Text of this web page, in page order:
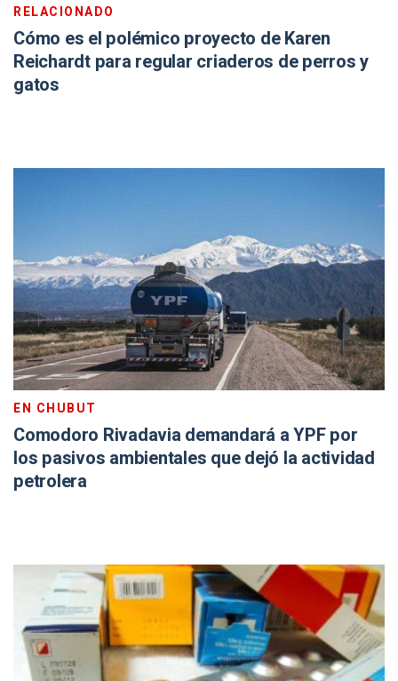
RELACIONADO
Cómo es el polémico proyecto de Karen
Reichardt para regular criaderos de perros y
gatos
EN CHUBUT
Comodoro Rivadavia demandará a YPF por
los pasivos ambientales que dejó la actividad
petrolera